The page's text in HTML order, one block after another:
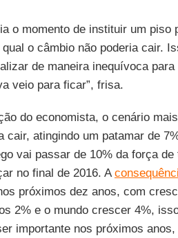
o momento de instituir um
o câmbio não poderia cair.
de maneira inequívoca
veio para ficar”, frisa.
do economista, o cenário
cair, atingindo um patamar de
vai passar de 10% da força
no final de 2016. A
próximos dez anos, com
2% e o mundo crescer 4%,
importante nos próximos